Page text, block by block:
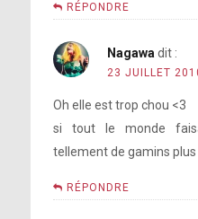
RÉPONDRE
Nagawa dit :
23 JUILLET
Oh elle est trop chou <3
si tout le monde
tellement de gamins plus
RÉPONDRE